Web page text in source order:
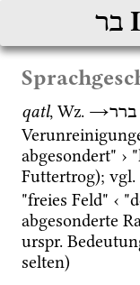
בר
qatl, Wz. →ברר
abgesondert" ›
Futtertrog); vgl.
"freies Feld" ‹
abgesonderte
urspr.
selten)